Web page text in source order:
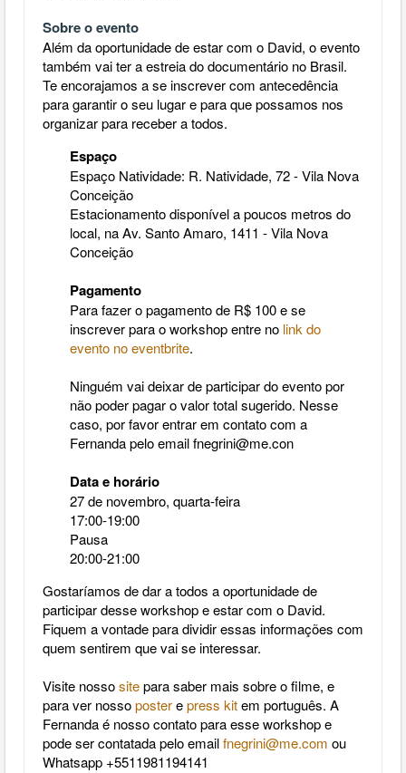
Sobre o evento
Além da oportunidade de estar com o David, o evento
também vai ter a estreia do documentário no Brasil.
Te encorajamos a se inscrever com antecedência
para garantir o seu lugar e para que possamos nos
organizar para receber a todos.
Espaço
Espaço Natividade: R. Natividade, 72 - Vila Nova
Conceição
Estacionamento disponível a poucos metros do
local, naAv. Santo Amaro, 1411 - Vila Nova
Conceição
Pagamento
Para fazer o pagamento de R$ 100 e se
inscrever para o workshop entre no link do
evento no eventbrite.
Ninguém vai deixar de participar do evento por
não poder pagar o valor total sugerido. Nesse
caso, por favor entrar em contato com a
Fernanda pelo emailfnegrini@me.con
Data e horário
27 de novembro, quarta-feira
17:00-19:00
Pausa
20:00-21:00
Gostaríamos de dar a todos a oportunidade de
participar desse workshop e estar com o David.
Fiquem a vontade para dividir essas informações com
quem sentirem que vai se interessar.
Visite nossositepara saber mais sobre o filme, e
para ver nossoposterepress kitem português. A
Fernandaé nosso contato para esse workshop e
pode ser contatada pelo emailfnegrini@me.com ou
Whatsapp +5511981194141